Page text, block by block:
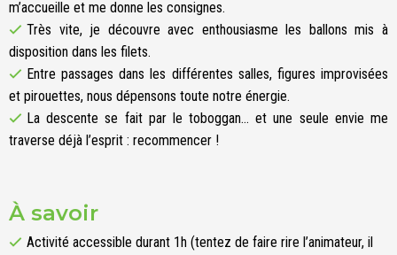
m’accueille et me donne les consignes.
Très vite, je découvre avec enthousiasme les ballons mis à
disposition dans les filets.
Entre passages dans les différentes salles, figures improvisées
et pirouettes, nous dépensons toute notre énergie.
La descente se fait par le toboggan… et une seule envie me
traverse déjà l’esprit : recommencer !
À savoir
Activité accessible durant 1h (tentez de faire rire l’animateur, il